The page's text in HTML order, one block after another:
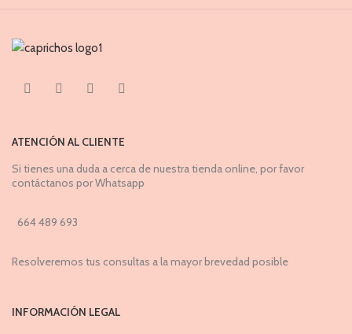
ATENCIÓN AL CLIENTE
Si tienes una duda a cerca de nuestra tienda online, por favor
contáctanos por Whatsapp
664 489 693
Resolveremos tus consultas a la mayor brevedad posible
INFORMACIÓN LEGAL